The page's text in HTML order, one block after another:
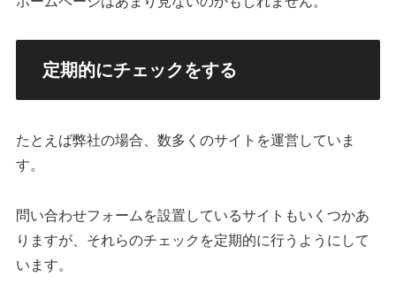
定期的にチェックをする
たとえば弊社の場合、数多くのサイトを運営していま
す。
問い合わせフォームを設置しているサイトもいくつかあ
りますが、それらのチェックを定期的に行うようにして
います。